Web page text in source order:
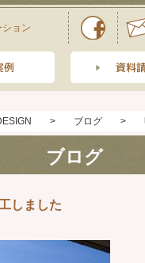
ョン
> ブログ >
ブログ
しました